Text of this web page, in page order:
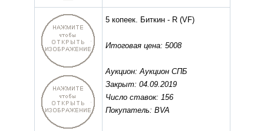
5 копеек. Биткин - R(VF)
Итоговая цена: 5008
Аукцион: Аукцион СПБ
Закрыт: 04.09.2019
Число ставок: 156
Покупатель: BVA